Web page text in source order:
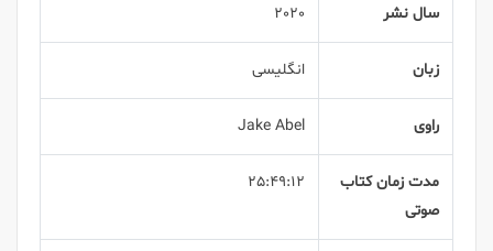
سال نشر 2020
زبان انگلیسی
راوی Jake Abel
مدت زمان کتاب
صوتی
25:49:12